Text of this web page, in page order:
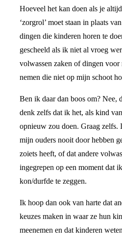
Hoeveel het kan doen als je
‘zorgrol’ moet staan in plaats
dingen die kinderen horen te
gescheeld als ik niet al vroeg
volwassen zaken of dingen
nemen die niet op mijn schoot
Ben ik daar dan boos om? Nee,
denk zelfs dat ik het, als kind
opnieuw zou doen. Graag
mijn ouders nooit door hebben
zoiets heeft, of dat andere
ingegrepen op een moment dat
kon/durfde te zeggen.
Ik hoop dan ook van harte dat
keuzes maken in waar ze hun
meenemen en dat kinderen